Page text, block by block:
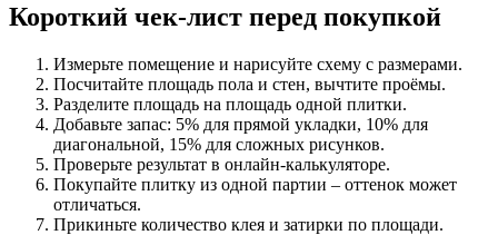
Короткий чек-лист перед покупкой
Измерьте помещение и нарисуйте схему с размерами.
Посчитайте площадь пола и стен, вычтите проёмы.
Разделите площадь на площадь одной плитки.
Добавьте запас: 5% для прямой укладки, 10% для
диагональной, 15% для сложных рисунков.
Проверьте результат в онлайн-калькуляторе.
Покупайте плитку из одной партии – оттенок может
отличаться.
Прикиньте количество клея и затирки по площади.